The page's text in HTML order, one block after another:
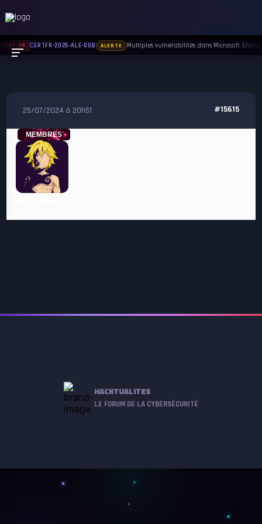
25/07/2024 à 20h51 #15615
MEMBRES
HACKTUALITES
LE FORUM DE LA CYBERSÉCURITÉ
CERT-FR CERTFR-2026-ALE-008 ALERTE Multiples vulnérabilités dans Microsoft